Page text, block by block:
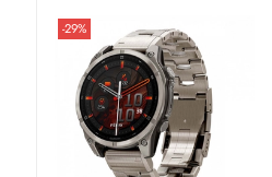
-29%